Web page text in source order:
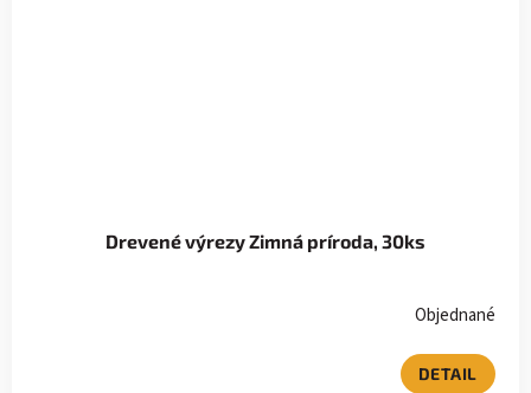
Drevené výrezy Zimná príroda, 30ks
Objednané
DETAIL